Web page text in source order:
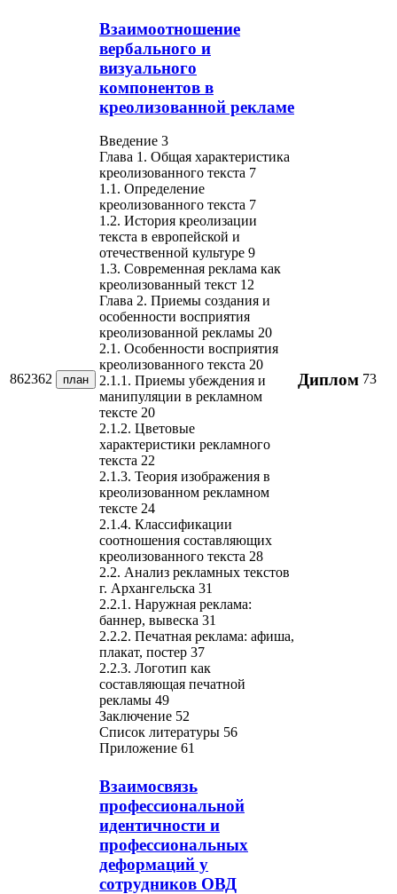
862362 план
Взаимоотношение
вербального и
визуального
компонентов в
креолизованной рекламе
Введение 3
Глава 1. Общая характеристика
креолизованного текста 7
1.1. Определение
креолизованного текста 7
1.2. История креолизации
текста в европейской и
отечественной культуре 9
1.3. Современная реклама как
креолизованный текст 12
Глава 2. Приемы создания и
особенности восприятия
креолизованной рекламы 20
2.1. Особенности восприятия
креолизованного текста 20
2.1.1. Приемы убеждения и
манипуляции в рекламном
тексте 20
2.1.2. Цветовые
характеристики рекламного
текста 22
2.1.3. Теория изображения в
креолизованном рекламном
тексте 24
2.1.4. Классификации
соотношения составляющих
креолизованного текста 28
2.2. Анализ рекламных текстов
г. Архангельска 31
2.2.1. Наружная реклама:
баннер, вывеска 31
2.2.2. Печатная реклама: афиша,
плакат, постер 37
2.2.3. Логотип как
составляющая печатной
рекламы 49
Заключение 52
Список литературы 56
Приложение 61
Диплом 73
Взаимосвязь
профессиональной
идентичности и
профессиональных
деформаций у
сотрудников ОВД